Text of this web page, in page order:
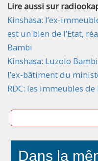
Lire aussi sur
Kinshasa: l’ex-
est un bien de l’Etat,
Bambi
Kinshasa: Luzolo
l’ex-bâtiment du
RDC: les immeubles
Dans la